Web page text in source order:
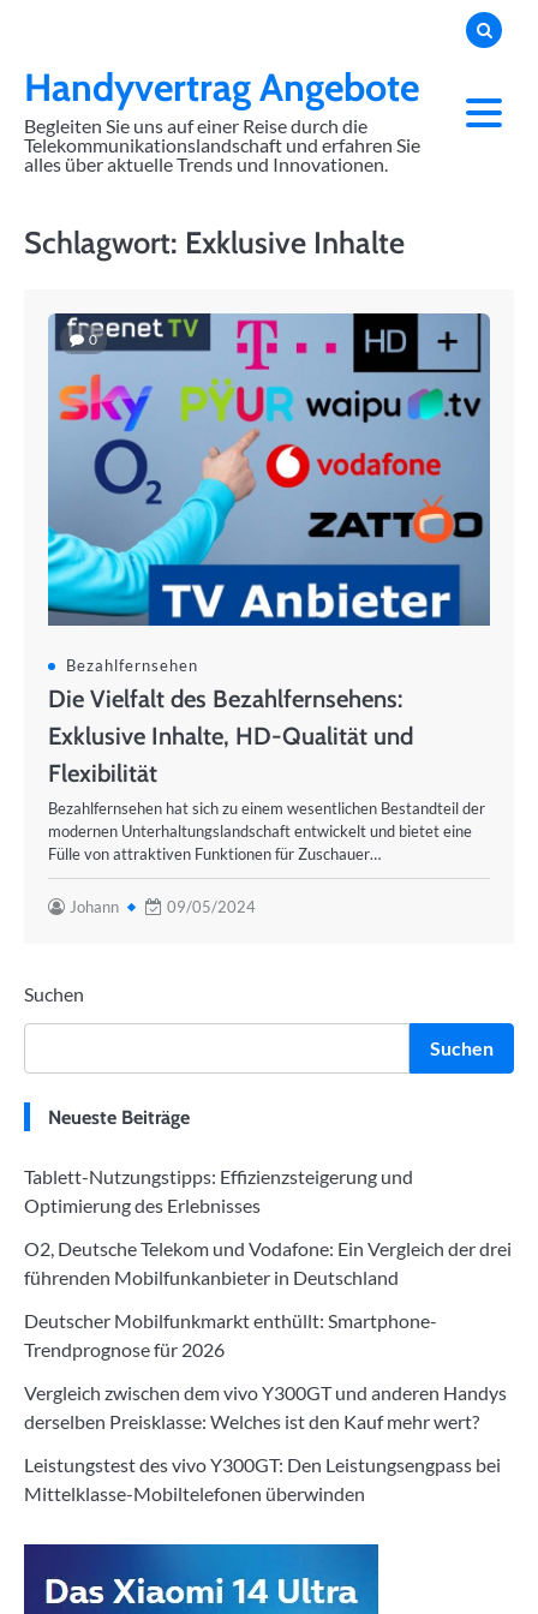
contentHandyvertrag Angebote
Begleiten Sie uns auf einer Reise durch die
Telekommunikationslandschaft und erfahren Sie
alles über aktuelle Trends und Innovationen.
Schlagwort: Exklusive Inhalte
0
Bezahlfernsehen
Die Vielfalt des Bezahlfernsehens:
Exklusive Inhalte, HD-Qualität und
Flexibilität
Bezahlfernsehen hat sich zu einem wesentlichen Bestandteil der
modernen Unterhaltungslandschaft entwickelt und bietet eine
Fülle von attraktiven Funktionen für Zuschauer…
Johann 09/05/2024
Suchen
Suchen
Neueste Beiträge
Tablett-Nutzungstipps: Effizienzsteigerung und
Optimierung des Erlebnisses
O2, Deutsche Telekom und Vodafone: Ein Vergleich der drei
führenden Mobilfunkanbieter in Deutschland
Deutscher Mobilfunkmarkt enthüllt: Smartphone-
Trendprognose für 2026
Vergleich zwischen dem vivo Y300GT und anderen Handys
derselben Preisklasse: Welches ist den Kauf mehr wert?
Leistungstest des vivo Y300GT: Den Leistungsengpass bei
Mittelklasse-Mobiltelefonen überwinden